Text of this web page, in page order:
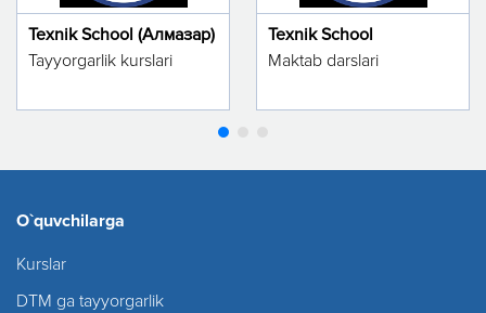
Texnik School (Алмазар)
Tayyorgarlik kurslari
Texnik School
Maktab darslari
O`quvchilarga
Kurslar
DTM ga tayyorgarlik